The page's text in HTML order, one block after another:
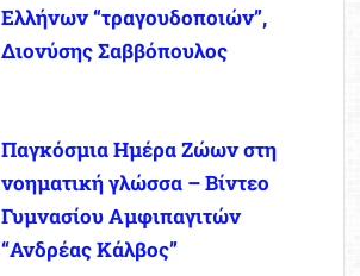
Ελλήνων “τραγουδοποιών”,
Διονύσης Σαββόπουλος
Παγκόσμια Ημέρα Ζώων στη
νοηματική γλώσσα – Βίντεο
Γυμνασίου Αμφιπαγιτών
“Ανδρέας Κάλβος”